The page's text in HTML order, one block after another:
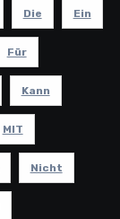
Die Ein
Für
Kann
MIT
Nicht